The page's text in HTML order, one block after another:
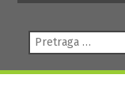
Pretraga: